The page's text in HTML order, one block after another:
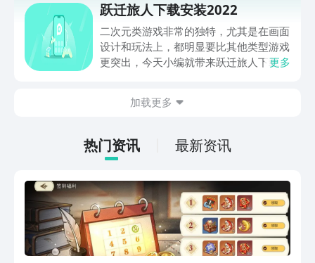
偶实时体验更多游戏乐趣！丰富的精灵等
你来玩。
跃迁旅人下载安装2022
二次元类游戏非常的独特，尤其是在画面
设计和玩法上，都明显要比其他类型游戏
更突出，今天小编就带来跃迁旅人下载安
游下载预约游戏，快来走进二次元的世界
更多
加载更多
热门资讯 最新资讯